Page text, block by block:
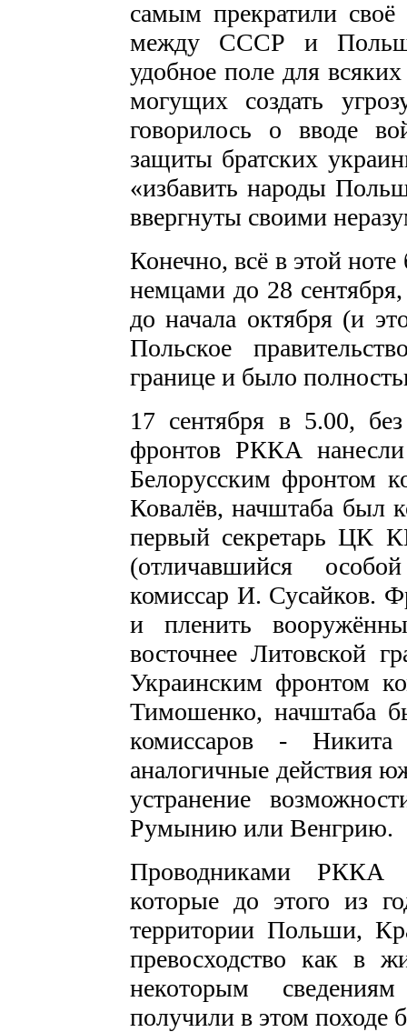
самым прекратили своё
между СССР и
удобное поле для
могущих создать
говорилось о вводе
защиты братских
«избавить народы
ввергнуты своими
Конечно, всё в этой
немцами до 28
до начала октября (и
Польское
границе и было
17 сентября в 5.00,
фронтов РККА
Белорусским фронтом
Ковалёв, начштаба был
первый секретарь ЦК
(отличавшийся
комиссар И. Сусайков.
и пленить
восточнее Литовской
Украинским фронтом
Тимошенко, начштаба
комиссаров -
аналогичные действия
устранение
Румынию или Венгрию.
Проводниками РККА
которые до этого из
территории Польши,
превосходство как в
некоторым
получили в этом походе